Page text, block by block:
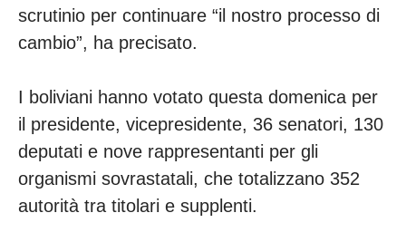
scrutinio per continuare “il nostro processo di
cambio”, ha precisato.
I boliviani hanno votato questa domenica per
il presidente, vicepresidente, 36 senatori, 130
deputati e nove rappresentanti per gli
organismi sovrastatali, che totalizzano 352
autorità tra titolari e supplenti.